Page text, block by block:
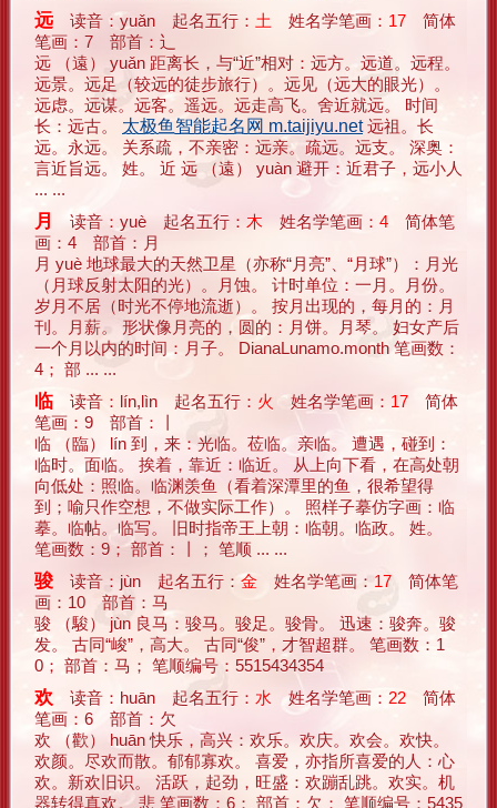
远 读音：yuǎn 起名五行： 土 姓名学笔画： 17 简体
笔画：7 部首：辶
远 （遠） yuǎn 距离长，与“近”相对：远方。远道。远程。
远景。远足（较远的徒步旅行）。远见（远大的眼光）。
远虑。远谋。远客。遥远。远走高飞。舍近就远。 时间
长：远古。 太极鱼智能起名网 m.taijiyu.net远祖。长
远。永远。 关系疏，不亲密：远亲。疏远。远支。 深奥：
言近旨远。 姓。 近 远 （遠） yuàn 避开：近君子，远小人
... ...
月 读音：yuè 起名五行： 木 姓名学笔画： 4 简体笔
画：4 部首：月
月 yuè 地球最大的天然卫星（亦称“月亮”、“月球”）：月光
（月球反射太阳的光）。月蚀。 计时单位：一月。月份。
岁月不居（时光不停地流逝）。 按月出现的，每月的：月
刊。月薪。 形状像月亮的，圆的：月饼。月琴。 妇女产后
一个月以内的时间：月子。 DianaLunamo.month 笔画数：
4； 部 ... ...
临 读音：lín,lìn 起名五行： 火 姓名学笔画： 17 简体
笔画：9 部首：丨
临 （臨） lín 到，来：光临。莅临。亲临。 遭遇，碰到：
临时。面临。 挨着，靠近：临近。 从上向下看，在高处朝
向低处：照临。临渊羡鱼（看着深潭里的鱼，很希望得
到；喻只作空想，不做实际工作）。 照样子摹仿字画：临
摹。临帖。临写。 旧时指帝王上朝：临朝。临政。 姓。
笔画数：9； 部首：丨； 笔顺 ... ...
骏 读音：jùn 起名五行： 金 姓名学笔画： 17 简体笔
画：10 部首：马
骏 （駿） jùn 良马：骏马。骏足。骏骨。 迅速：骏奔。骏
发。 古同“峻”，高大。 古同“俊”，才智超群。 笔画数：1
0； 部首：马； 笔顺编号：5515434354
欢 读音：huān 起名五行： 水 姓名学笔画： 22 简体
笔画：6 部首：欠
欢 （歡） huān 快乐，高兴：欢乐。欢庆。欢会。欢快。
欢颜。尽欢而散。郁郁寡欢。 喜爱，亦指所喜爱的人：心
欢。新欢旧识。 活跃，起劲，旺盛：欢蹦乱跳。欢实。机
器转得真欢。 悲 笔画数：6； 部首：欠； 笔顺编号：5435